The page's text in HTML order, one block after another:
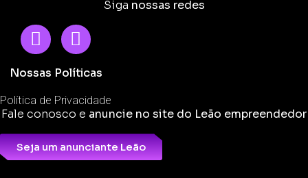
Siga nossas redes
Nossas Políticas
Política de Privacidade
Fale conosco e anuncie no site do Leão empreendedor
Seja um anunciante Leão